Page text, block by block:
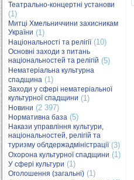
Театрально-концертні установи
(1)
Митці Хмельниччини захисникам
України (1)
Національності та релігії(10)
Основні заходи з питань
національностей та релігій (5)
Нематеріальна культурна
спадщина (1)
Заходи у сфері нематеріальної
культурної спадщини (1)
Новини (2 397)
Нормативна база (5)
Накази управління культури,
національностей, релігій та
туризму облдержадміністрації(3)
Охорона культурної спадщини (1)
У сфері культури (1)
Оголошення (загальні) (1)